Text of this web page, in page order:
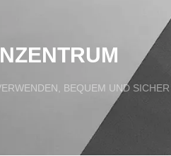
BEQUEM UND SICHER